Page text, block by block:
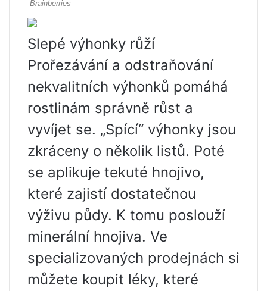
Slepé výhonky růží
Prořezávání a odstraňování
nekvalitních výhonků pomáhá
rostlinám správně růst a
vyvíjet se. „Spící“ výhonky jsou
zkráceny o několik listů. Poté
se aplikuje tekuté hnojivo,
které zajistí dostatečnou
výživu půdy. K tomu poslouží
minerální hnojiva. Ve
specializovaných prodejnách si
můžete koupit léky, které